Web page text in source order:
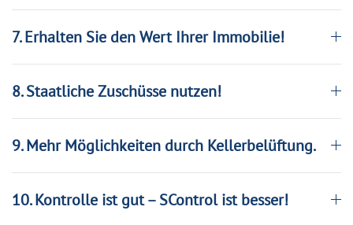
7. Erhalten Sie den Wert Ihrer Immobilie!
8. Staatliche Zuschüsse nutzen!
9. Mehr Möglichkeiten durch Kellerbelüftung.
10. Kontrolle ist gut – SControl ist besser!